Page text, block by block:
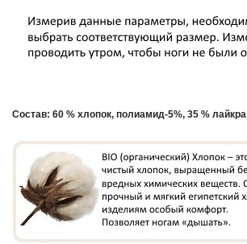
Состав: 60 % хлопок, полиамид-5%, 35 % лайкра